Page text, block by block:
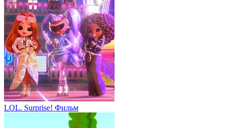
LOL. Surprise! Фильм